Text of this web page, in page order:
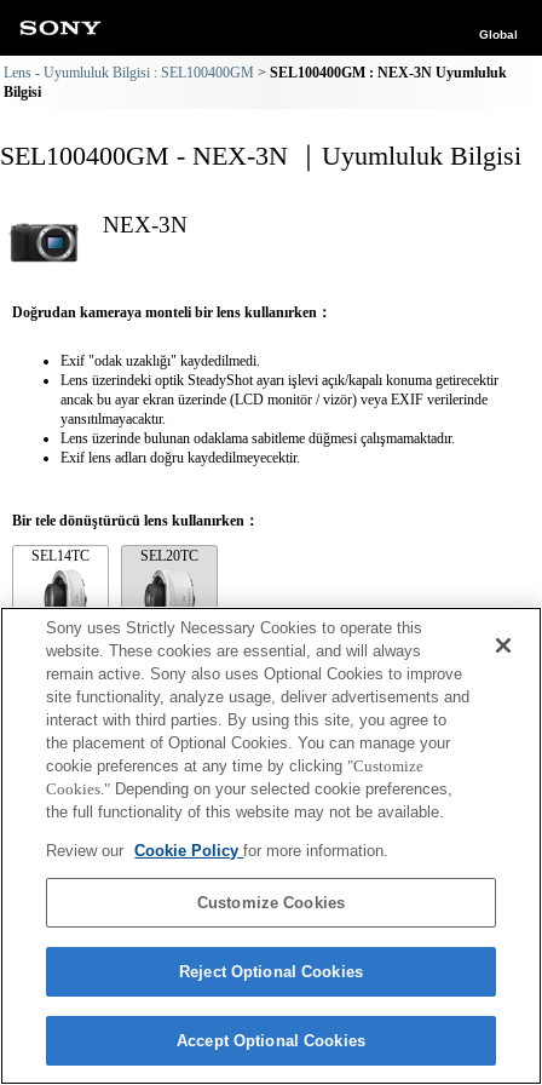
Global
Lens - Uyumluluk Bilgisi : SEL100400GM
SEL100400GM : NEX-3N Uyumluluk
Bilgisi
SEL100400GM - NEX-3N ｜Uyumluluk Bilgisi
NEX-3N
Doğrudan kameraya monteli bir lens kullanırken：
Exif "odak uzaklığı" kaydedilmedi.
Lens üzerindeki optik SteadyShot ayarı işlevi açık/kapalı konuma getirecektir
ancak bu ayar ekran üzerinde (LCD monitör / vizör) veya EXIF verilerinde
yansıtılmayacaktır.
Lens üzerinde bulunan odaklama sabitleme düğmesi çalışmamaktadır.
Exif lens adları doğru kaydedilmeyecektir.
Bir tele dönüştürücü lens kullanırken：
SEL14TC SEL20TC
SEL14TC
Kamera Sürekli AF özelliğine ayarlandığında netleme yapamayabilir.
Exif lens adı için netleme uzaklığı ve maksimum diyafram açıklığı büyütme değerleri
kullanılarak listelenir. Ancak diyafram açıklığı büyütme değerleri büyütme oranıyla
çarpıldığında 10 kat veya daha fazla olursa düzgün görüntülenemez.
Sony uses Strictly Necessary Cookies to operate this
website. These cookies are essential, and will always
remain active. Sony also uses Optional Cookies to improve
site functionality, analyze usage, deliver advertisements and
interact with third parties. By using this site, you agree to
the placement of Optional Cookies. You can manage your
cookie preferences at any time by clicking "Customize
Cookies." Depending on your selected cookie preferences,
the full functionality of this website may not be available.
Review our Cookie Policyfor more information.
Customize Cookies
Reject Optional Cookies
Accept Optional Cookies